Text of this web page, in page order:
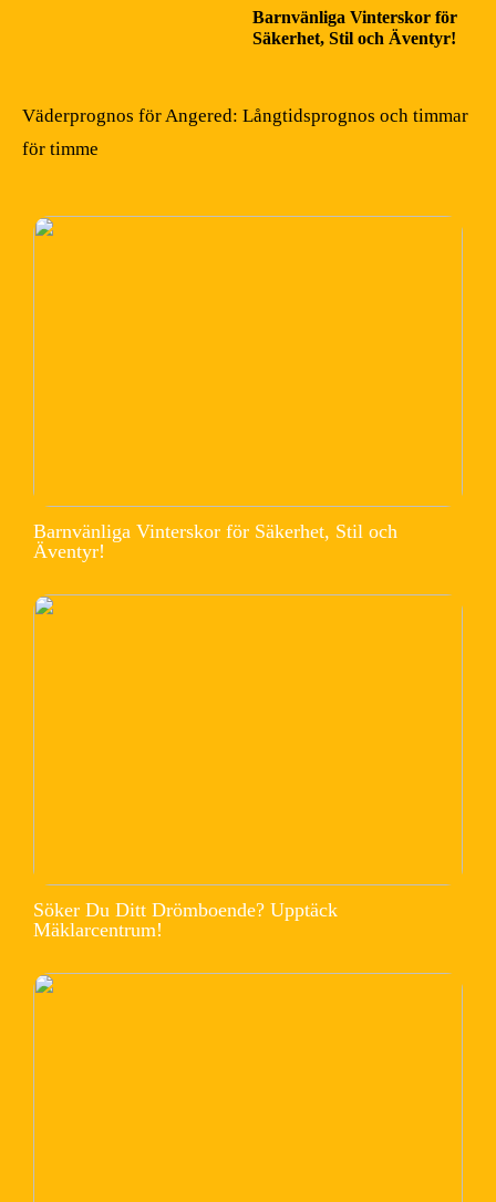
Barnvänliga Vinterskor för
Säkerhet, Stil och Äventyr!
Väderprognos för Angered: Långtidsprognos och timmar
för timme
Barnvänliga Vinterskor för Säkerhet, Stil och
Äventyr!
Söker Du Ditt Drömboende? Upptäck
Mäklarcentrum!